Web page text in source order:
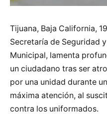
Tijuana, Baja California,
Secretaría de Seguridad
Municipal, lamenta
un ciudadano tras ser
por una unidad durante
máxima atención, al
contra los uniformados.